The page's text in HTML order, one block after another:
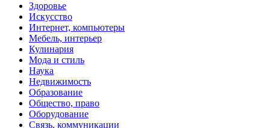
Здоровье
Искусство
Интернет, компьютеры
Мебель, интерьер
Кулинария
Мода и стиль
Наука
Недвижимость
Образование
Общество, право
Оборудование
Связь, коммуникации